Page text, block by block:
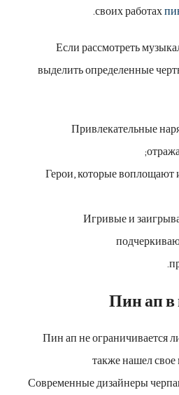
своих работах
.
Если рассмотреть
выделить определенные
Привлекательные
Герои, которые воплощают
Игривые и
Пин ап в
Пин ап не ограничивается
также нашел свое
Современные дизайнеры